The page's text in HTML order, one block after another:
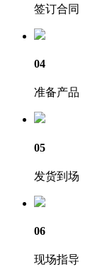
签订合同
04
准备产品
05
发货到场
06
现场指导